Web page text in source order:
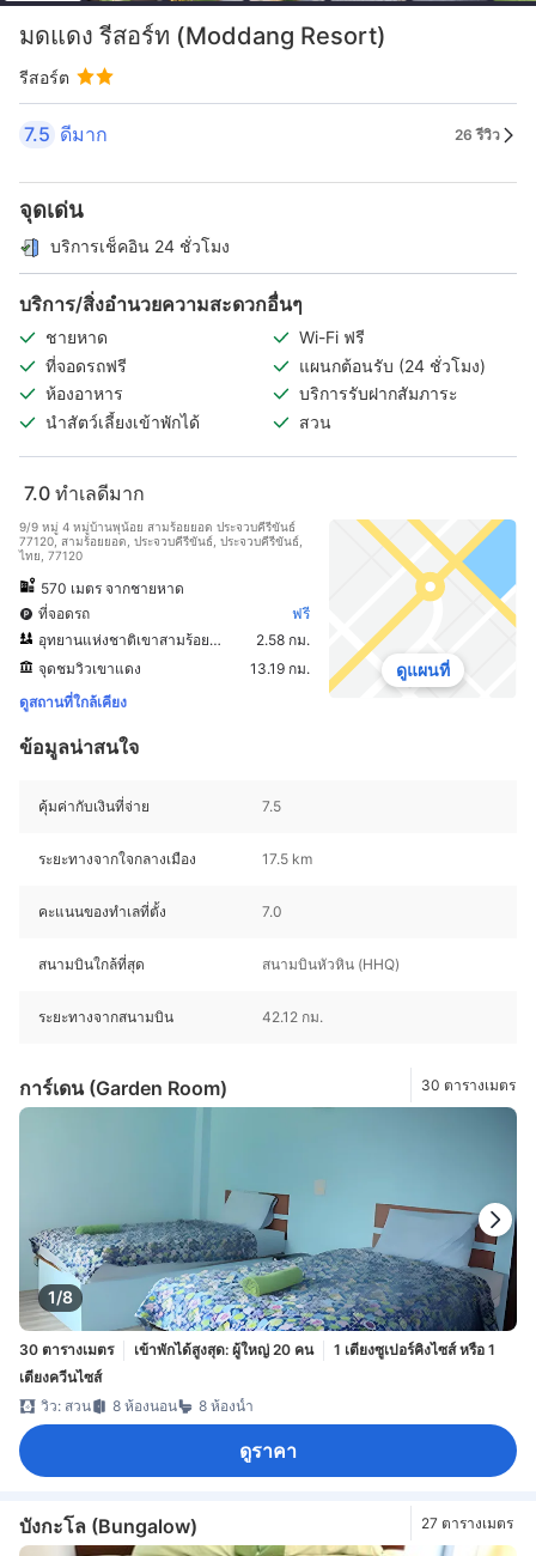
มดแดง รีสอร์ท (Moddang Resort)
รีสอร์ต
7.5 ดีมาก 26 รีวิว
จุดเด่น
บริการเช็คอิน 24 ชั่วโมง
บริการ/สิ่งอำนวยความสะดวกอื่นๆ
ชายหาด
Wi-Fi ฟรี
ที่จอดรถฟรี
แผนกต้อนรับ (24 ชั่วโมง)
ห้องอาหาร
บริการรับฝากสัมภาระ
นำสัตว์เลี้ยงเข้าพักได้
สวน
7.0 ทำเลดีมาก
9/9 หมู่ 4 หมู่บ้านพุน้อย สามร้อยยอด ประจวบคีรีขันธ์
77120, สามร้อยยอด, ประจวบคีรีขันธ์, ประจวบคีรีขันธ์,
ไทย, 77120
570 เมตร จากชายหาด
ที่จอดรถ
ฟรี
อุทยานแห่งชาติเขาสามร้อยยอด
2.58 กม.
จุดชมวิวเขาแดง
13.19 กม.
ดูสถานที่ใกล้เคียง
ดูแผนที่
ข้อมูลน่าสนใจ
คุ้มค่ากับเงินที่จ่าย 7.5
ระยะทางจากใจกลางเมือง 17.5 km
คะแนนของทำเลที่ตั้ง 7.0
สนามบินใกล้ที่สุด สนามบินหัวหิน (HHQ)
ระยะทางจากสนามบิน 42.12 กม.
การ์เดน (Garden Room) 30 ตารางเมตร
1/8
30 ตารางเมตร เข้าพักได้สูงสุด: ผู้ใหญ่ 20 คน
1 เตียงซูเปอร์คิงไซส์ หรือ 1
เตียงควีนไซส์
วิว: สวน
8 ห้องนอน 8 ห้องน้ำ
ดูราคา
บังกะโล (Bungalow) 27 ตารางเมตร